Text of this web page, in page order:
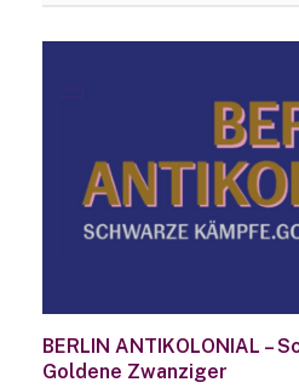
BERLIN ANTIKOLONIAL –
Goldene Zwanziger